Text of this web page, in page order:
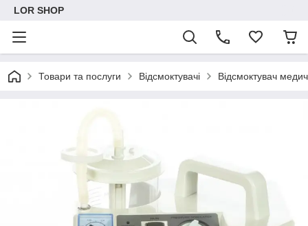
LOR SHOP
Товари та послуги Відсмоктувачі Відсмоктувач